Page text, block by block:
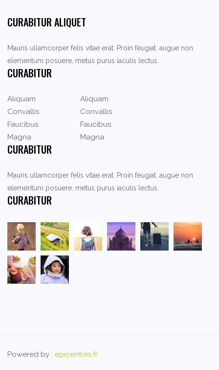
CURABITUR ALIQUET
Mauris ullamcorper felis vitae erat. Proin feugiat, augue non
elementum posuere, metus purus iaculis lectus.
CURABITUR
Aliquam
Convallis
Faucibus
Magna
Aliquam
Convallis
Faucibus
Magna
CURABITUR
Mauris ullamcorper felis vitae erat. Proin feugiat, augue non
elementum posuere, metus purus iaculis lectus.
CURABITUR
Powered by : epicentres.fr